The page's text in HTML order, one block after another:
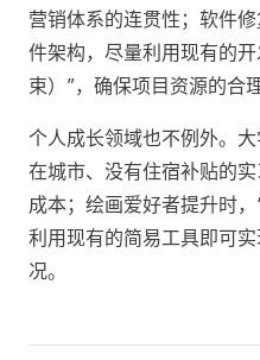
营销体系的连贯性；软件
件架构，尽量利用现有的
束）”，确保项目资源的合
个人成长领域也不例外。
在城市、没有住宿补贴的
成本；绘画爱好者提升时
利用现有的简易工具即可
况。